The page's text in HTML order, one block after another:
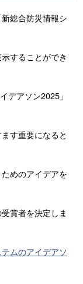
総合防災情報シ
することができ
デアソン2025」
す重要になると
めのアイデアを
賞者を決定しま
ムのアイデアソ